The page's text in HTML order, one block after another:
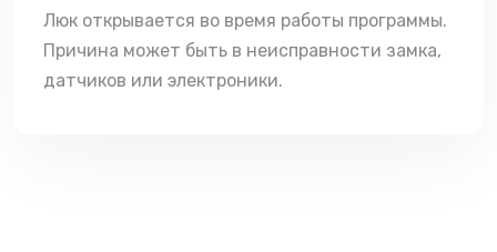
Люк открывается во время работы программы.
Причина может быть в неисправности замка,
датчиков или электроники.